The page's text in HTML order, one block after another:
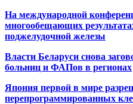
На международной
многообещающих
поджелудочной железы
Власти Беларуси снова
больниц и ФАПов в регионах
Япония первой в мире
перепрограммированных